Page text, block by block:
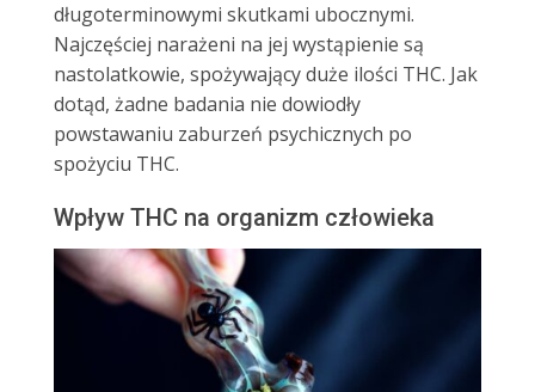
długoterminowymi skutkami ubocznymi.
Najczęściej narażeni na jej wystąpienie są
nastolatkowie, spożywający duże ilości THC. Jak
dotąd, żadne badania nie dowiodły
powstawaniu zaburzeń psychicznych po
spożyciu THC.
Wpływ THC na organizm człowieka